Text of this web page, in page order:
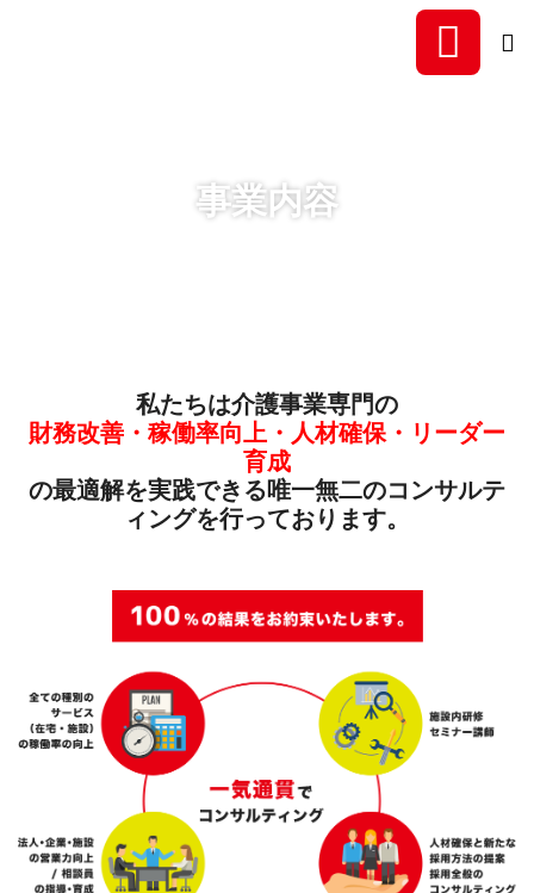
事業内容
私たちは介護事業専門の
財務改善・稼働率向上・人材確保・リーダー
育成
の最適解を実践できる唯一無二のコンサルテ
ィングを行っております。